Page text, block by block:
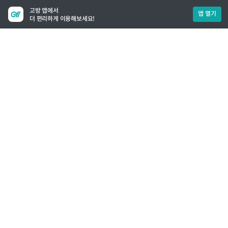
고방 앱에서
더 편리하게 이용해보세요!
앱 열기